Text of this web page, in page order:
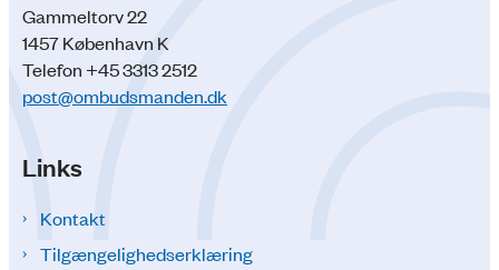
Gammeltorv 22
1457 København K
Telefon +45 3313 2512
post@ombudsmanden.dk
Links
Kontakt
Tilgængelighedserklæring